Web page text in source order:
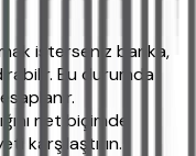
isterseniz banka,
Bu durumda
net biçimde
karşılaştırın.